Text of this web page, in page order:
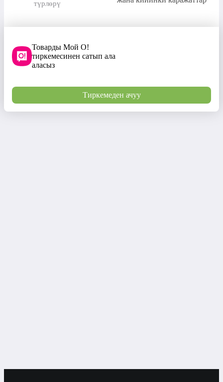
түрлөрү
Товарды Мой О!
тиркемесинен сатып ала
аласыз
Тиркемеден ачуу